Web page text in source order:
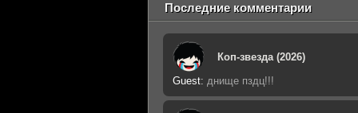
Последние комментарии
Коп-звезда (2026)
Guest: днище пздц!!!